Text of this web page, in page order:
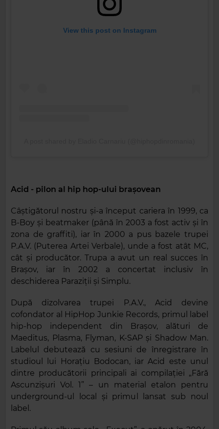
View this post on Instagram
Acid - pilon al hip hop-ului brașovean
Câștigătorul nostru și-a început cariera în 1999, ca
B-Boy și beatmaker (până în 2003 a fost activ și în
zona de graffiti), iar în 2000 a pus bazele trupei
P.A.V. (Puterea Artei Verbale), unde a fost atât MC,
cât și producător. Trupa a avut un real succes în
Brașov, iar în 2002 a concertat inclusiv în
deschiderea Paraziții și Simplu.
După dizolvarea trupei P.A.V., Acid devine
cofondator al HipHop Junkie Records, primul label
hip-hop independent din Brașov, alături de
Maeditus, Plasma, Flyman, K-SAP și Shadow Man.
Labelul debutează cu sesiuni de înregistrare în
studioul lui Horațiu Bodocan, iar Acid este unul
dintre producătorii principali ai compilației „Fără
Ascunzișuri Vol. 1” – un material etalon pentru
underground-ul local și primul lansat sub noul
label.